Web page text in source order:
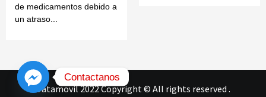
de medicamentos debido a
un atraso...
Datamovil 2022 Copyright © All rights reserved .
Contactanos